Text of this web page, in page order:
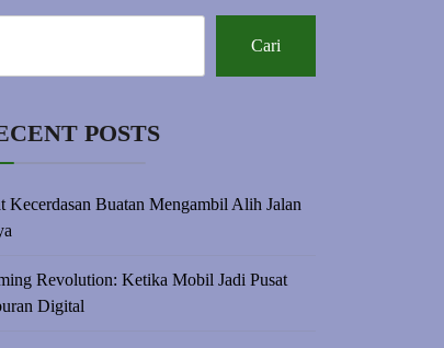
Cari
POSTS
Kecerdasan Buatan Mengambil Alih Jalan
Revolution: Ketika Mobil Jadi Pusat
Digital